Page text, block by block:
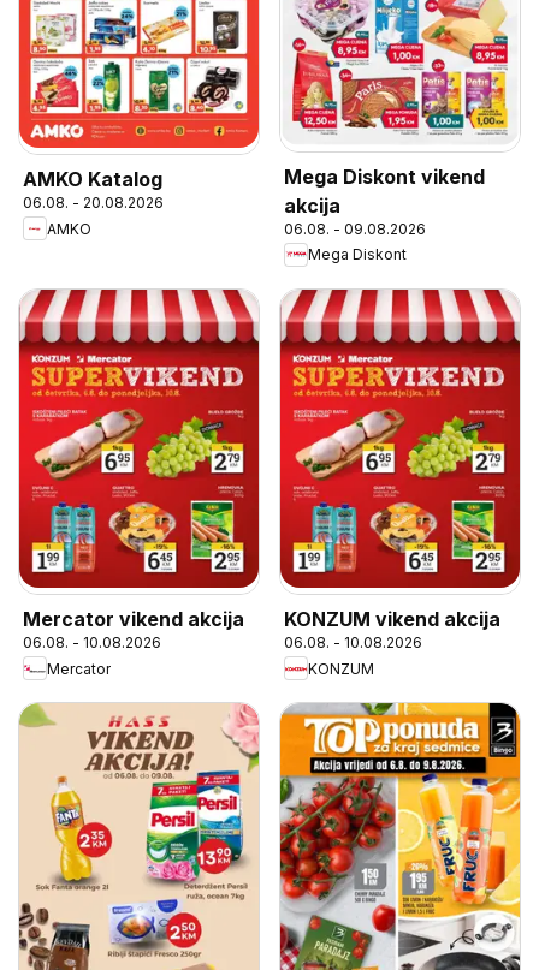
AMKO Katalog
06.08. - 20.08.2026
AMKO
Mega Diskont vikend
akcija
06.08. - 09.08.2026
Mega Diskont
Mercator vikend akcija
06.08. - 10.08.2026
Mercator
KONZUM vikend akcija
06.08. - 10.08.2026
KONZUM